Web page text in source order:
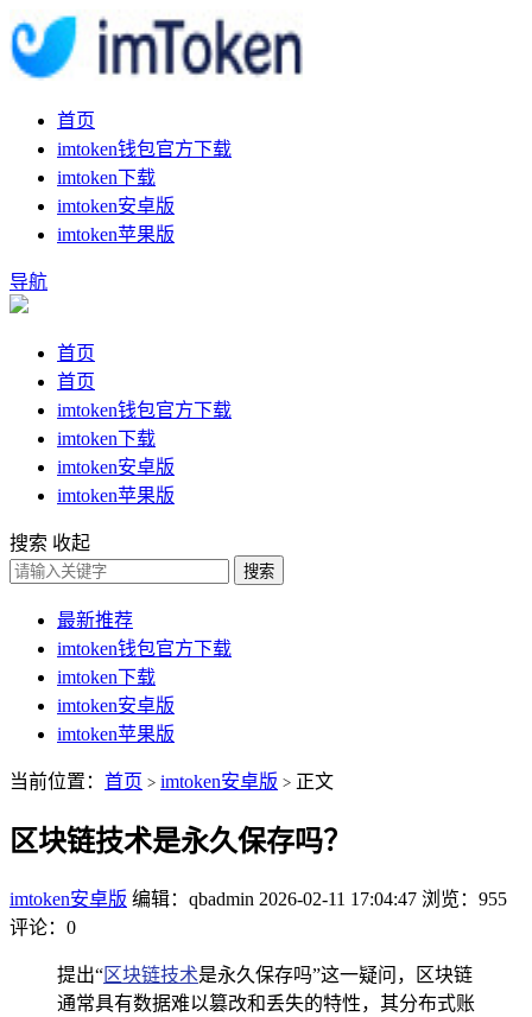
首页
imtoken钱包官方下载
imtoken下载
imtoken安卓版
imtoken苹果版
导航
首页
首页
imtoken钱包官方下载
imtoken下载
imtoken安卓版
imtoken苹果版
搜索 收起
搜索
最新推荐
imtoken钱包官方下载
imtoken下载
imtoken安卓版
imtoken苹果版
当前位置： 首页 > imtoken安卓版 > 正文
区块链技术是永久保存吗？
imtoken安卓版 编辑：qbadmin 2026-02-11 17:04:47 浏览：955
评论：0
提出“区块链技术是永久保存吗”这一疑问，区块链
通常具有数据难以篡改和丢失的特性，其分布式账